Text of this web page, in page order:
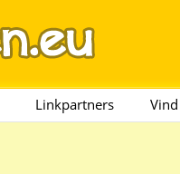
Linkpartners